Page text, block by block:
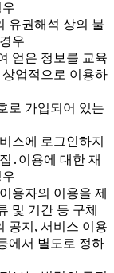
유권해석 상의 불
우
얻은 정보를 교육
업적으로 이용하
로 가입되어 있는
스에 로그인하지
․이용에 대한 재
용자의 이용을 제
및 기간 등 구체
공지, 서비스 이용
에서 별도로 정하